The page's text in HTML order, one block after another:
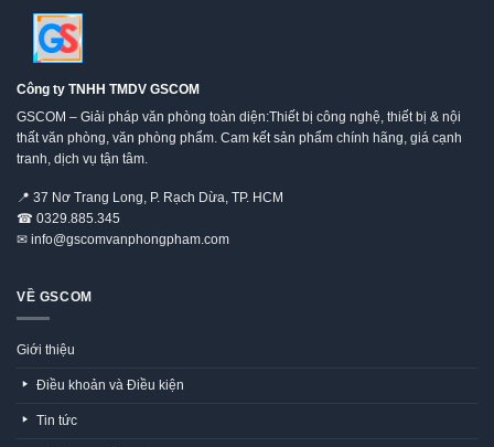
Công ty TNHH TMDV GSCOM
GSCOM – Giải pháp văn phòng toàn diện:Thiết bị công nghệ, thiết bị & nội
thất văn phòng, văn phòng phẩm. Cam kết sản phẩm chính hãng, giá cạnh
tranh, dịch vụ tận tâm.
📍 37 Nơ Trang Long, P. Rạch Dừa, TP. HCM
☎ 0329.885.345
✉ info@gscomvanphongpham.com
VỀ GSCOM
Giới thiệu
Điều khoản và Điều kiện
Tin tức